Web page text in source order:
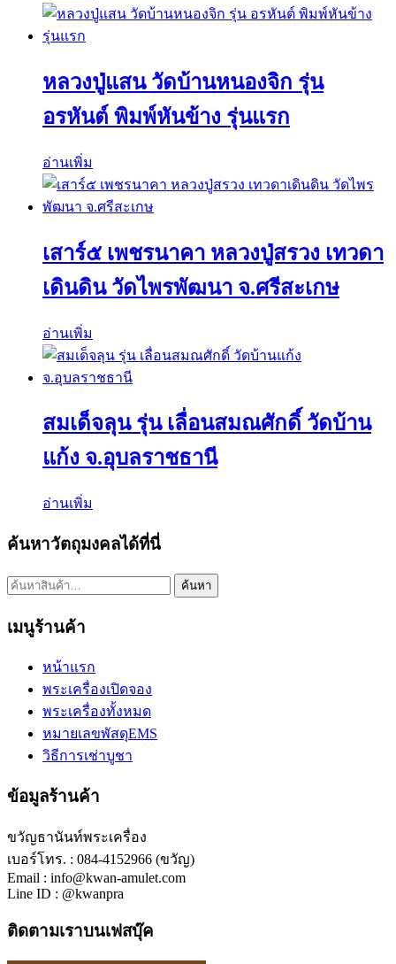
หลวงปู่แสน วัดบ้านหนองจิก รุ่น
อรหันต์ พิมพ์หันข้าง รุ่นแรก
อ่านเพิ่ม
เสาร์๕ เพชรนาคา หลวงปู่สรวง เทวดา
เดินดิน วัดไพรพัฒนา จ.ศรีสะเกษ
อ่านเพิ่ม
สมเด็จลุน รุ่น เลื่อนสมณศักดิ์ วัดบ้าน
แก้ง จ.อุบลราชธานี
อ่านเพิ่ม
ค้นหาวัตถุมงคลได้ที่นี่
ค้นหา: ค้นหา
เมนูร้านค้า
หน้าแรก
พระเครื่องเปิดจอง
พระเครื่องทั้งหมด
หมายเลขพัสดุEMS
วิธีการเช่าบูชา
ข้อมูลร้านค้า
ขวัญธานันท์พระเครื่อง
เบอร์โทร. : 084-4152966 (ขวัญ)
Email : info@kwan-amulet.com
Line ID : @kwanpra
ติดตามเราบนเฟสบุ๊ค